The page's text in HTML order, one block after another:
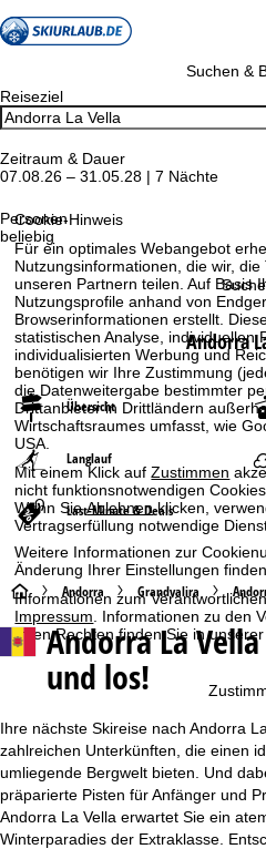
Cookie-Hinweis
Für ein optimales Webangebot
Nutzungsinformationen, die wir,
unseren Partnern teilen. Auf Basis
Nutzungsprofile anhand von
Browserinformationen erstellt.
statistischen Analyse, individuellen
individualisierten Werbung und
benötigen wir Ihre Zustimmung
die Datenweitergabe bestimmter
Drittanbieter in Drittländern
Wirtschaftsraumes umfasst, wie
USA.
Mit einem Klick aufZustimmen
nicht funktionsnotwendigen
Wenn SieAblehnenklicken,
Vertragserfüllung notwendige
Weitere Informationen zur
Änderung Ihrer Einstellungen
Informationen zum
Impressum . Informationen zu den
Ihren Rechten finden Sie in unserer
Suchen &
Reiseziel
Zeitraum & Dauer
07.08.26 – 31.05.28 | 7 Nächte
Personen
beliebig
Andorra
Übersicht
Langlauf
Last-Minute & Deals
S
t
r
t
s
Andorra Grandvalira
Andorra La
und los!
Ihre nächste Skireise nach Andorra
zahlreichen Unterkünften, die einen
umliegende Bergwelt bieten. Und
präparierte Pisten für Anfänger und
Andorra La Vella erwartet Sie ein
Winterparadies der Extraklasse.